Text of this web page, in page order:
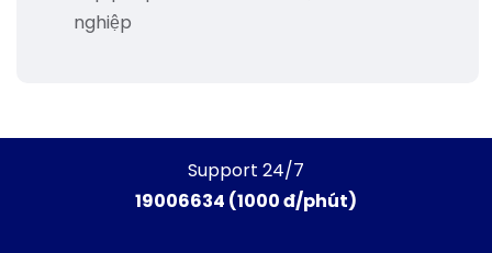
nghiệp
Support 24/7
19006634 (1000 đ/phút)